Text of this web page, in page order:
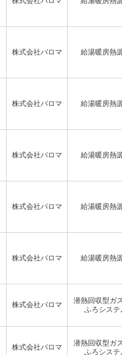
株式会社パロマ 給湯暖房熱
株式会社パロマ 給湯暖房熱
株式会社パロマ 給湯暖房熱
株式会社パロマ 給湯暖房熱
株式会社パロマ 給湯暖房熱
株式会社パロマ
潜熱回収型ガ
ふろシステ
株式会社パロマ
潜熱回収型ガ
ふろシステ